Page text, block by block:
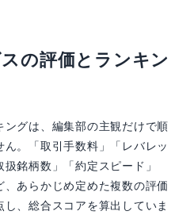
の評価とランキン
グは、編集部の主観だけで順
。「取引手数料」「レバレッ
銘柄数」「約定スピード」
、あらかじめ定めた複数の評価
、総合スコアを算出していま